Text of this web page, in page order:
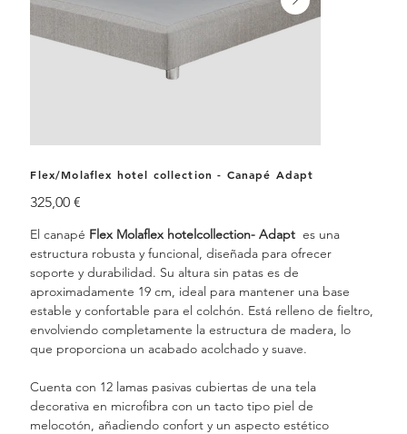
Flex/Molaflex hotel collection - Canapé Adapt
Precio
325,00 €
El canapé Flex Molaflex hotelcollection- Adapt es una
estructura robusta y funcional, diseñada para ofrecer
soporte y durabilidad. Su altura sin patas es de
aproximadamente 19 cm, ideal para mantener una base
estable y confortable para el colchón. Está relleno de fieltro,
envolviendo completamente la estructura de madera, lo
que proporciona un acabado acolchado y suave.
Cuenta con 12 lamas pasivas cubiertas de una tela
decorativa en microfibra con un tacto tipo piel de
melocotón, añadiendo confort y un aspecto estético